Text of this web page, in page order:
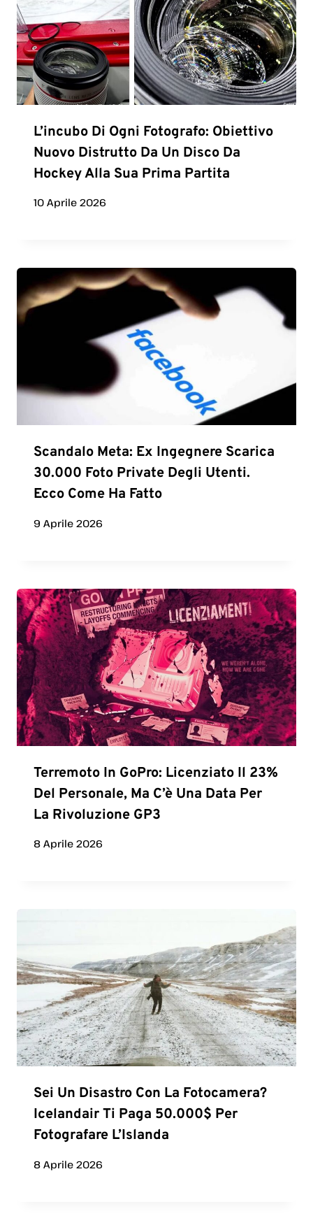
L’incubo Di Ogni Fotografo: Obiettivo
Nuovo Distrutto Da Un Disco Da
Hockey Alla Sua Prima Partita
10 Aprile 2026
Scandalo Meta: Ex Ingegnere Scarica
30.000 Foto Private Degli Utenti.
Ecco Come Ha Fatto
9 Aprile 2026
Terremoto In GoPro: Licenziato Il 23%
Del Personale, Ma C’è Una Data Per
La Rivoluzione GP3
8 Aprile 2026
Sei Un Disastro Con La Fotocamera?
Icelandair Ti Paga 50.000$ Per
Fotografare L’Islanda
8 Aprile 2026